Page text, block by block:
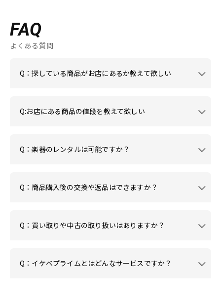
FAQ
よくある質問
Q：探している商品がお店にあるか教えて欲しい
Q:お店にある商品の値段を教えて欲しい
Q：楽器のレンタルは可能ですか？
Q：商品購入後の交換や返品はできますか？
Q：買い取りや中古の取り扱いはありますか？
Q：イケベプライムとはどんなサービスですか？